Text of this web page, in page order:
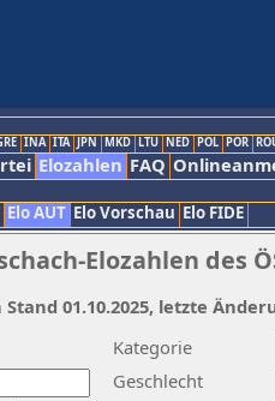
INA ITA JPN MKD LTU NED POL POR
Elozahlen FAQ
Elo AUT Elo Vorschau Elo FIDE
Elozahlen des
Kategorie
Geschlecht
Stand 01.10.2025, letzte